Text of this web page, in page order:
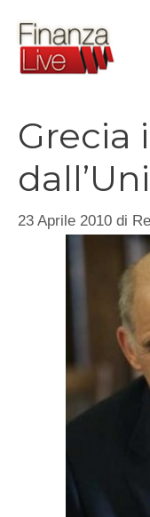
contenuto
Grecia
23 Aprile 2010 di